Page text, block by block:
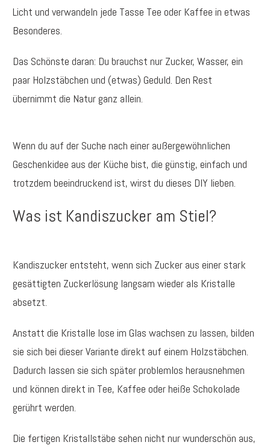
Licht und verwandeln jede Tasse Tee oder Kaffee in etwas
Besonderes.
Das Schönste daran: Du brauchst nur Zucker, Wasser, ein
paar Holzstäbchen und (etwas) Geduld. Den Rest
übernimmt die Natur ganz allein.
Wenn du auf der Suche nach einer außergewöhnlichen
Geschenkidee aus der Küche bist, die günstig, einfach und
trotzdem beeindruckend ist, wirst du dieses DIY lieben.
Was ist Kandiszucker am Stiel?
Kandiszucker entsteht, wenn sich Zucker aus einer stark
gesättigten Zuckerlösung langsam wieder als Kristalle
absetzt.
Anstatt die Kristalle lose im Glas wachsen zu lassen, bilden
sie sich bei dieser Variante direkt auf einem Holzstäbchen.
Dadurch lassen sie sich später problemlos herausnehmen
und können direkt in Tee, Kaffee oder heiße Schokolade
gerührt werden.
Die fertigen Kristallstäbe sehen nicht nur wunderschön aus,